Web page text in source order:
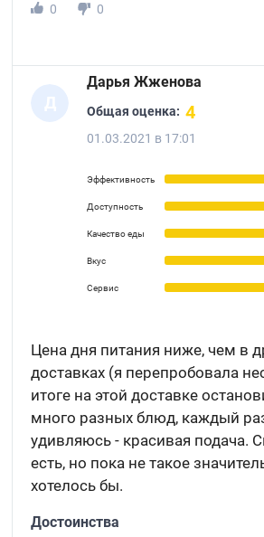
0
0
Д
Дарья Жженова
Общая оценка: 4
01.03.2021 в 17:01
Эффективность
Доступность
Качество еды
Вкус
Сервис
Цена дня питания ниже, чем в
доставках (я перепробовала
итоге на этой доставке
много разных блюд, каждый
удивляюсь - красивая подача.
есть, но пока не такое
хотелось бы.
Достоинства